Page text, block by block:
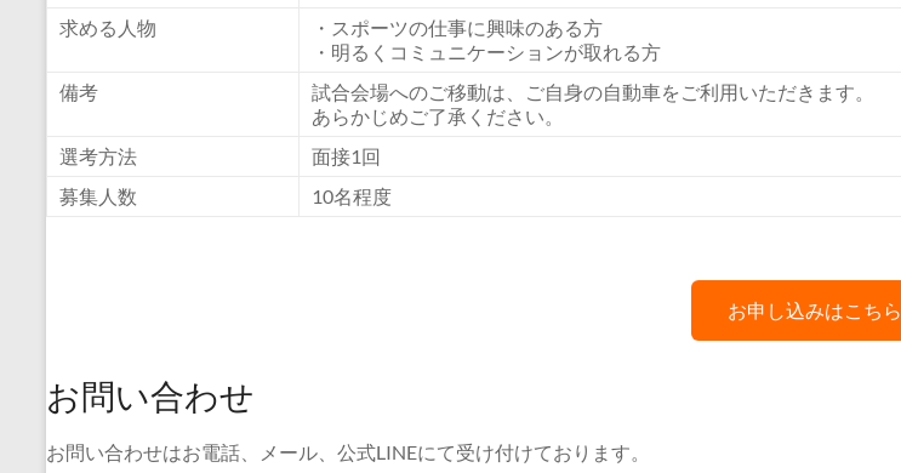
求める人物
・スポーツの仕事に興味のある方
・明るくコミュニケーションが取れる方
備考
試合会場へのご移動は、ご自身の自動車をご利用いただきます。
あらかじめご了承ください。
選考方法
面接1回
募集人数
10名程度
お申し込みはこちら
お問い合わせ
お問い合わせはお電話、メール、公式LINEにて受け付けております。